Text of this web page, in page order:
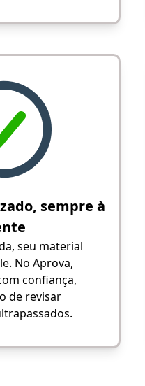
sempre à
seu material
No Aprova,
confiança,
de revisar